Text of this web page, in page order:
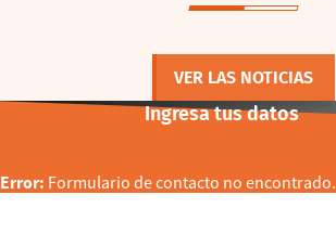
VER LAS NOTICIAS
Ingresa tus datos
Error: Formulario de contacto no encontrado.